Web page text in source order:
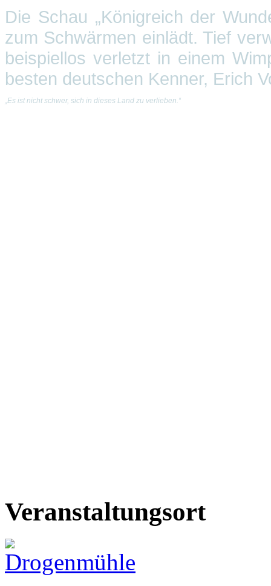
Die Schau „Königreich der
zum Schwärmen einlädt. Tief
beispiellos verletzt in einem
besten deutschen Kenner, Erich
„Es ist nicht schwer, sich in dieses Land zu verlieben.“
Veranstaltungsort